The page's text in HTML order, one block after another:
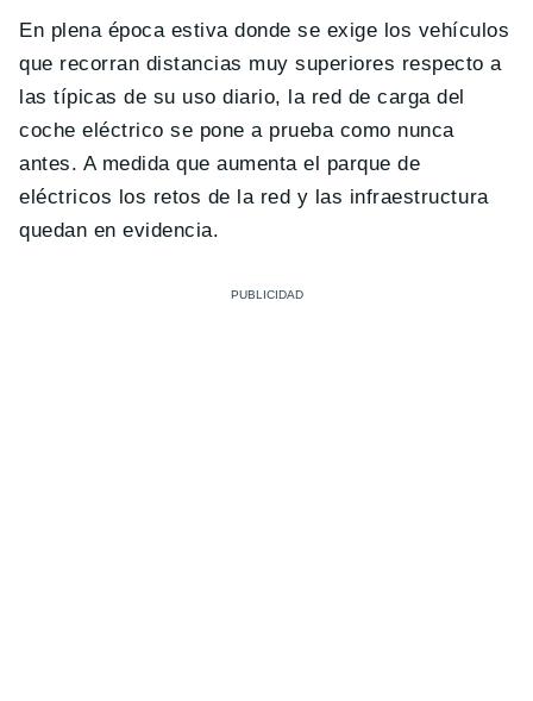
En plena época estiva donde se exige los vehículos
que recorran distancias muy superiores respecto a
las típicas de su uso diario, la red de carga del
coche eléctrico se pone a prueba como nunca
antes. A medida que aumenta el parque de
eléctricos los retos de la red y las infraestructura
quedan en evidencia.